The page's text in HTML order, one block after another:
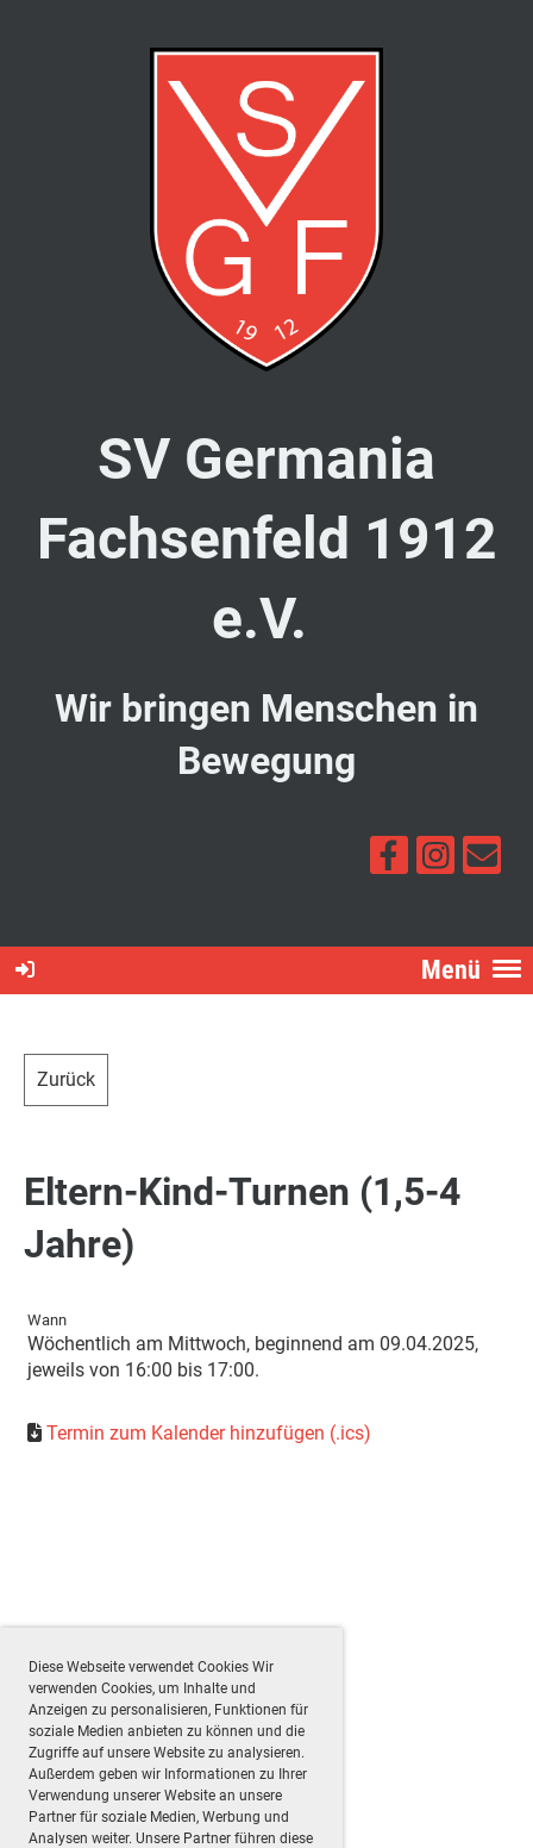
Diese Webseite verwendet Cookies Wir
verwenden Cookies, um Inhalte und
Anzeigen zu personalisieren, Funktionen für
soziale Medien anbieten zu können und die
Zugriffe auf unsere Website zu analysieren.
Außerdem geben wir Informationen zu Ihrer
Verwendung unserer Website an unsere
Partner für soziale Medien, Werbung und
Analysen weiter. Unsere Partner führen diese
SV Germania
Fachsenfeld 1912
e.V.
Wir bringen Menschen in
Bewegung
Menü
Zurück
Eltern-Kind-Turnen (1,5-4
Jahre)
Wann
Wöchentlich am Mittwoch, beginnend am 09.04.2025,
jeweils von 16:00 bis 17:00.
Termin zum Kalender hinzufügen (.ics)